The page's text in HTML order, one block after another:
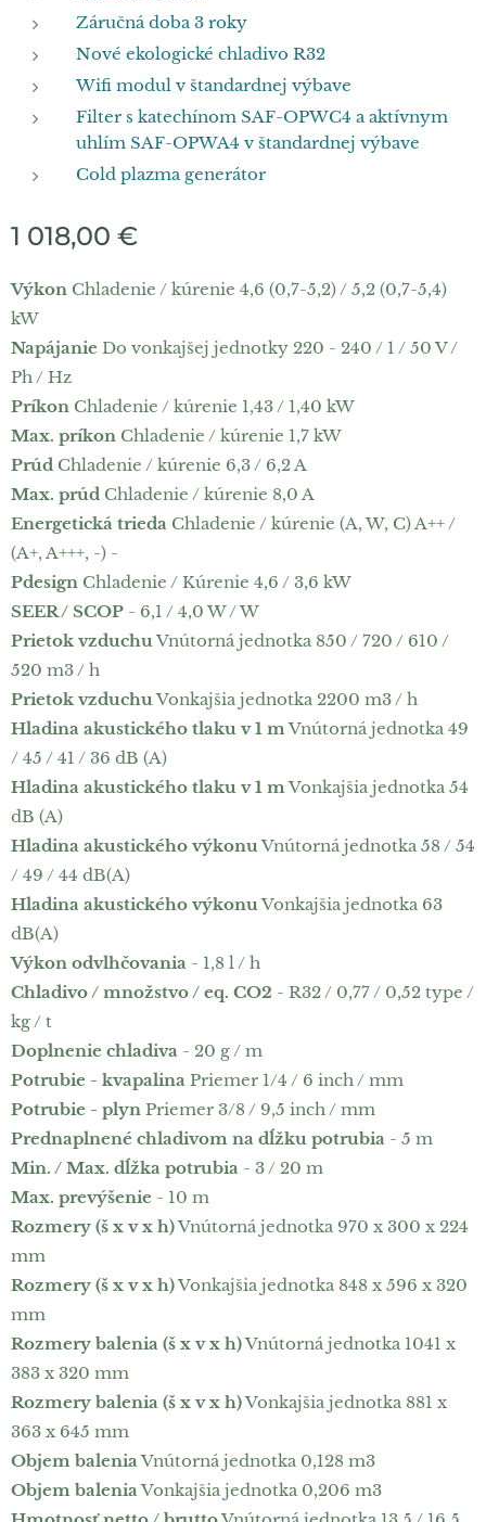
Záručná doba 3 roky
Nové ekologické chladivo R32
Wifi modul v štandardnej výbave
Filter s katechínom SAF-OPWC4 a aktívnym
uhlím SAF-OPWA4 v štandardnej výbave
Cold plazma generátor
1 018,00 €
Výkon Chladenie / kúrenie 4,6 (0,7-5,2) / 5,2 (0,7-5,4)
kW
Napájanie Do vonkajšej jednotky 220 - 240 / 1 / 50 V /
Ph / Hz
Príkon Chladenie / kúrenie 1,43 / 1,40 kW
Max. príkon Chladenie / kúrenie 1,7 kW
Prúd Chladenie / kúrenie 6,3 / 6,2 A
Max. prúd Chladenie / kúrenie 8,0 A
Energetická trieda Chladenie / kúrenie (A, W, C) A++ /
(A+, A+++, -) -
Pdesign Chladenie / Kúrenie 4,6 / 3,6 kW
SEER / SCOP - 6,1 / 4,0 W / W
Prietok vzduchuVnútorná jednotka 850 / 720 / 610 /
520 m3 / h
Prietok vzduchuVonkajšia jednotka 2200 m3 / h
Hladina akustického tlaku v 1 mVnútorná jednotka 49
/ 45 / 41 / 36 dB (A)
Hladina akustického tlaku v 1 mVonkajšia jednotka 54
dB (A)
Hladina akustického výkonuVnútorná jednotka 58 / 54
/ 49 / 44 dB(A)
Hladina akustického výkonuVonkajšia jednotka 63
dB(A)
Výkon odvlhčovania - 1,8 l / h
Chladivo / množstvo / eq. CO2 - R32 / 0,77 / 0,52 type /
kg / t
Doplnenie chladiva - 20 g / m
Potrubie - kvapalina Priemer 1/4 / 6 inch / mm
Potrubie - plyn Priemer 3/8 / 9,5 inch / mm
Prednaplnené chladivom na dĺžku potrubia - 5 m
Min. / Max. dĺžka potrubia - 3 / 20 m
Max. prevýšenie - 10 m
Rozmery (š x v x h)Vnútorná jednotka 970 x 300 x 224
mm
Rozmery (š x v x h)Vonkajšia jednotka 848 x 596 x 320
mm
Rozmery balenia (š x v x h)Vnútorná jednotka 1041 x
383 x 320 mm
Rozmery balenia (š x v x h)Vonkajšia jednotka 881 x
363 x 645 mm
Objem baleniaVnútorná jednotka 0,128 m3
Objem baleniaVonkajšia jednotka 0,206 m3